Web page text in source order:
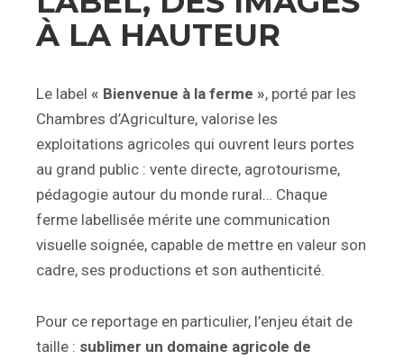
À LA HAUTEUR
Le label « Bienvenue à la ferme », porté par les
Chambres d’Agriculture, valorise les
exploitations agricoles qui ouvrent leurs portes
au grand public : vente directe, agrotourisme,
pédagogie autour du monde rural… Chaque
ferme labellisée mérite une communication
visuelle soignée, capable de mettre en valeur son
cadre, ses productions et son authenticité.
Pour ce reportage en particulier, l’enjeu était de
taille : sublimer un domaine agricole de